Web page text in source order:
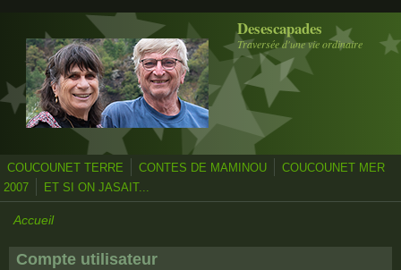
Aller au contenu principal Desescapades
Traversée d'une vie ordinaire
COUCOUNET TERRE CONTES DE MAMINOU
COUCOUNET MER
2007
ET SI ON JASAIT...
Accueil
Compte utilisateur